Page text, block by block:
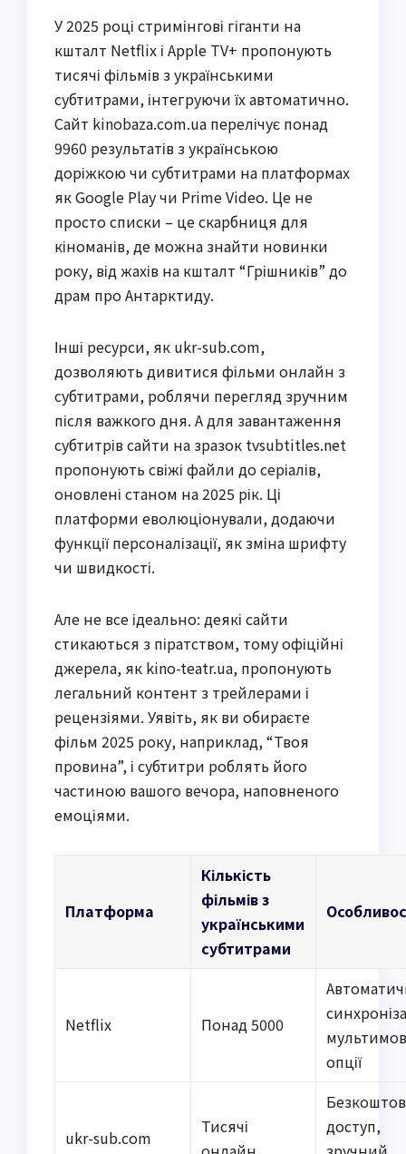
У 2025 році стримінгові гіганти на
кшталт Netflix і Apple TV+ пропонують
тисячі фільмів з українськими
субтитрами, інтегруючи їх автоматично.
Сайт kinobaza.com.ua перелічує понад
9960 результатів з українською
доріжкою чи субтитрами на платформах
як Google Play чи Prime Video. Це не
просто списки – це скарбниця для
кіноманів, де можна знайти новинки
року, від жахів на кшталт “Грішників” до
драм про Антарктиду.
Інші ресурси, як ukr-sub.com,
дозволяють дивитися фільми онлайн з
субтитрами, роблячи перегляд зручним
після важкого дня. А для завантаження
субтитрів сайти на зразок tvsubtitles.net
пропонують свіжі файли до серіалів,
оновлені станом на 2025 рік. Ці
платформи еволюціонували, додаючи
функції персоналізації, як зміна шрифту
чи швидкості.
Але не все ідеально: деякі сайти
стикаються з піратством, тому офіційні
джерела, як kino-teatr.ua, пропонують
легальний контент з трейлерами і
рецензіями. Уявіть, як ви обираєте
фільм 2025 року, наприклад, “Твоя
провина”, і субтитри роблять його
частиною вашого вечора, наповненого
емоціями.
Платформа
Кількість
фільмів з
українськими
субтитрами
Netflix Понад 5000
опції
ukr-sub.com
Тисячі
доступ,